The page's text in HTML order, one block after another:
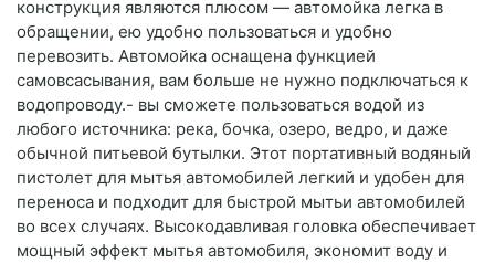
конструкция являются плюсом — автомойка легка в
обращении, ею удобно пользоваться и удобно
перевозить. Автомойка оснащена функцией
самовсасывания, вам больше не нужно подключаться к
водопроводу.- вы сможете пользоваться водой из
любого источника: река, бочка, озеро, ведро, и даже
обычной питьевой бутылки. Этот портативный водяный
пистолет для мытья автомобилей легкий и удобен для
переноса и подходит для быстрой мытьи автомобилей
во всех случаях. Высокодавливая головка обеспечивает
мощный эффект мытья автомобиля, экономит воду и